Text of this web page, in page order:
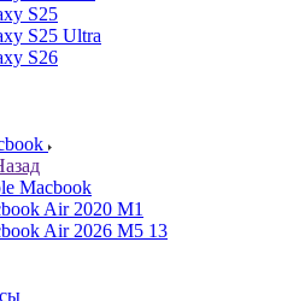
S25
S25 Ultra
S26
Macbook
Air 2020 M1
Air 2026 M5 13